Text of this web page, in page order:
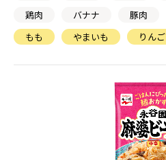
鶏肉
バナナ 豚肉
もも
やまいも りんご